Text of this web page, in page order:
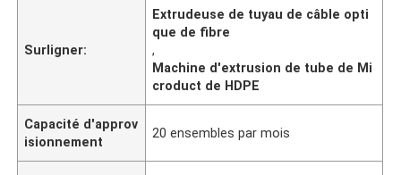
Surligner:
Extrudeuse de tuyau de câble opti
que de fibre
,
Machine d'extrusion de tube de Mi
croduct de HDPE
Capacité d'approv
isionnement
20 ensembles par mois